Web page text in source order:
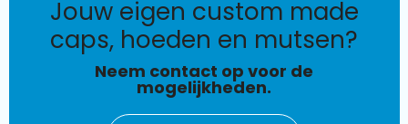
jouw eigen custom made
caps, hoeden en mutsen?
Neem contact op voor de
mogelijkheden.